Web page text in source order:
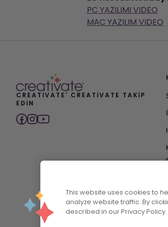
PC YAZILIMI VIDEO
MAC YAZILIM VIDEO
CREATIVATE' CREATIVATE TAKIP
EDIN
This website uses cookies to
analyze website traffic. By
described in our Privacy Policy.